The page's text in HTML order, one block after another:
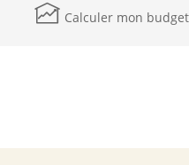
Calculer mon budget